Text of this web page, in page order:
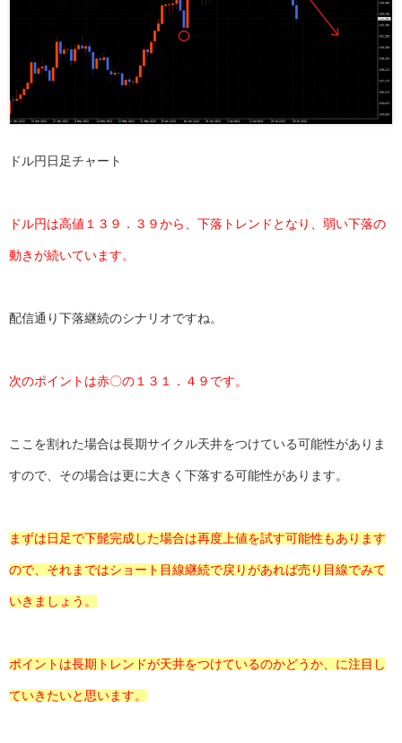
ドル円日足チャート
ドル円は高値１３９．３９から、下落トレンドとなり、弱い下落の
動きが続いています。
配信通り下落継続のシナリオですね。
次のポイントは赤〇の１３１．４９です。
ここを割れた場合は長期サイクル天井をつけている可能性がありま
すので、その場合は更に大きく下落する可能性があります。
まずは日足で下髭完成した場合は再度上値を試す可能性もあります
ので、それまではショート目線継続で戻りがあれば売り目線でみて
いきましょう。
ポイントは長期トレンドが天井をつけているのかどうか、に注目し
ていきたいと思います。